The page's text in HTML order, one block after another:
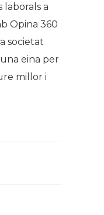
laborals a
Opina 360
societat
eina per
millor i